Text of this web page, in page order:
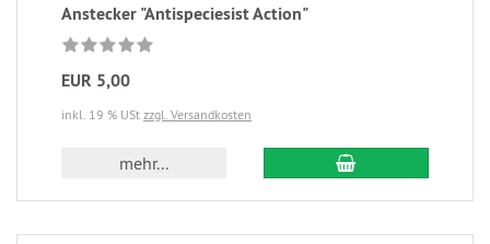
Anstecker "Antispeciesist Action"
EUR 5,00
inkl. 19 % USt zzgl. Versandkosten
mehr...